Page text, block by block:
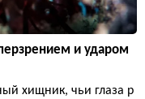
и ударом
хищник, чьи глаза р